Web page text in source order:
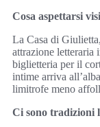
Cosa aspettarsi
La Casa di
attrazione letteraria
biglietteria per il
intime arriva
limitrofe meno
Ci sono tradizioni